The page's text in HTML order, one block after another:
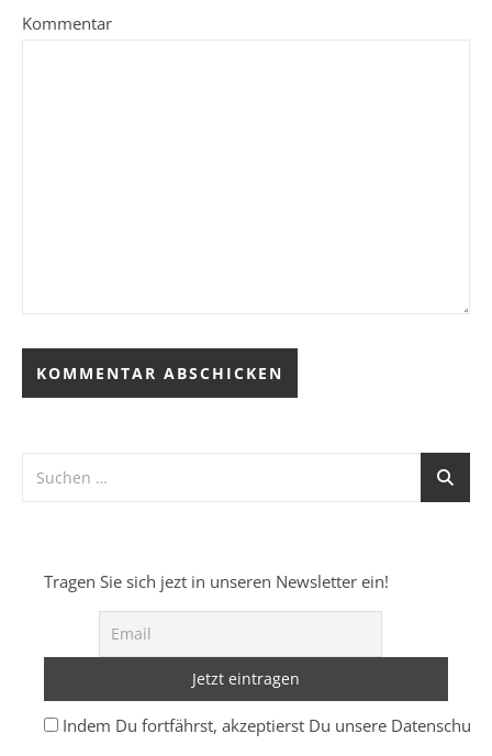
Kommentar
Tragen Sie sich jezt in unseren Newsletter ein!
Indem Du fortfährst, akzeptierst Du unsere